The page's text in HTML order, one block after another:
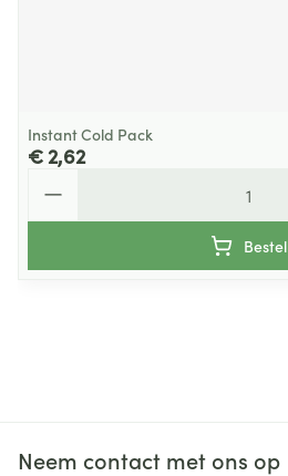
Instant Cold Pack
€ 2,62
Bestel
Neem contact met ons op